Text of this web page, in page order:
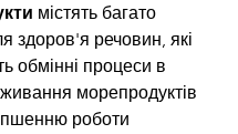
містять багато
здоров'я речовин, які
обмінні процеси в
морепродуктів
роботи